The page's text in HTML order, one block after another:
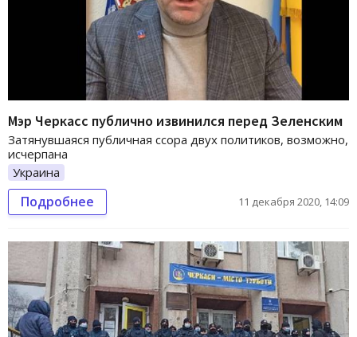
Мэр Черкасс публично извинился перед Зеленским
Затянувшаяся публичная ссора двух политиков, возможно,
исчерпана
Украина
Подробнее 11 декабря 2020, 14:09